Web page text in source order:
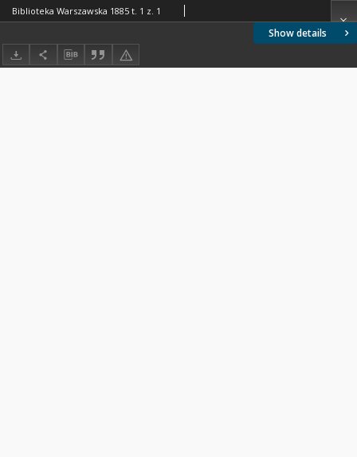
Show details
Biblioteka Warszawska 1885 t. 1 z. 1